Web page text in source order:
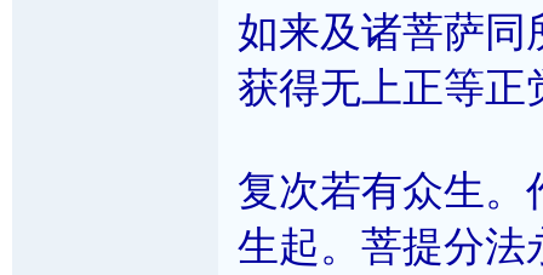
如来及诸菩萨同
获得无上正等正
复次若有众生。
生起。菩提分法